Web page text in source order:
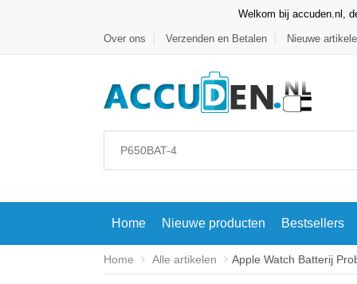
Welkom bij accuden.nl,
Over ons Verzenden en Betalen Nieuwe
Home Nieuwe producten Bestsellers
Home Alle artikelen Apple Watch Batterij